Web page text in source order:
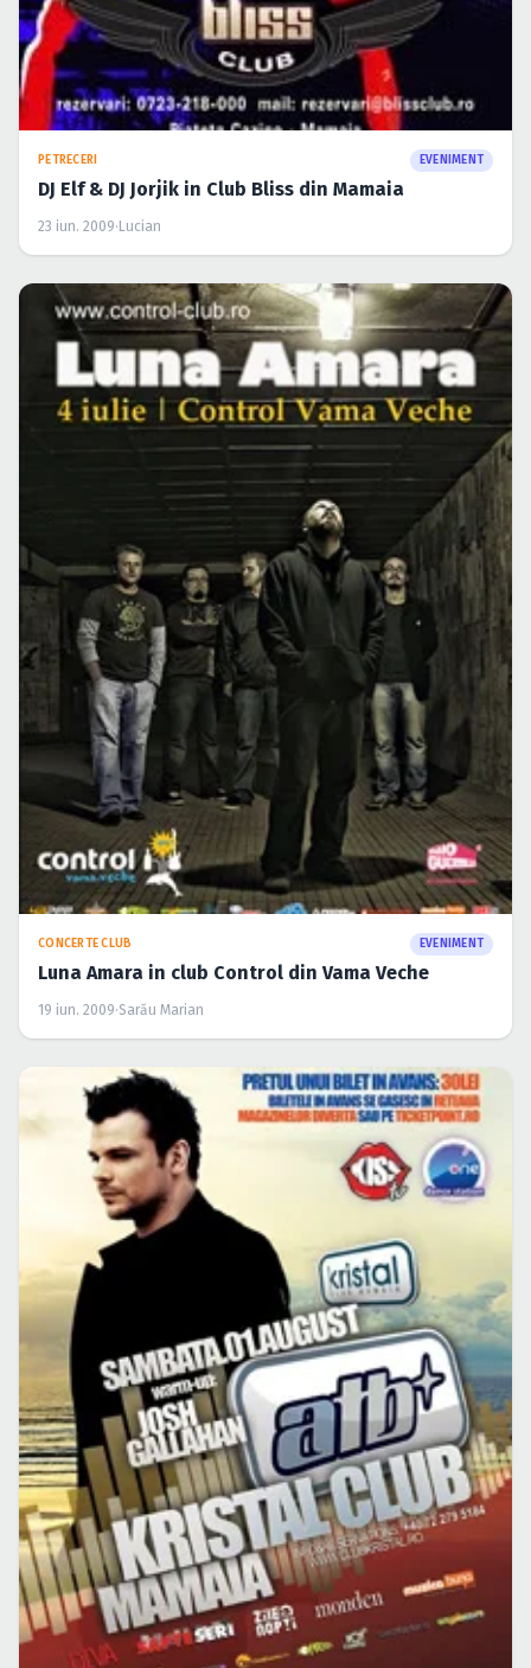
PETRECERI EVENIMENT
DJ Elf & DJ Jorjik in Club Bliss din Mamaia
23 iun. 2009· Lucian
CONCERTE CLUB EVENIMENT
Luna Amara in club Control din Vama Veche
19 iun. 2009·Sarău Marian